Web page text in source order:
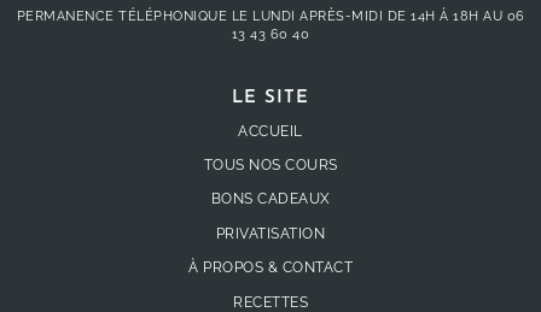
PERMANENCE TÉLÉPHONIQUE LE LUNDI APRÈS-MIDI DE 14H À 18H AU 06
13 43 60 40
LE SITE
ACCUEIL
TOUS NOS COURS
BONS CADEAUX
PRIVATISATION
À PROPOS & CONTACT
RECETTES